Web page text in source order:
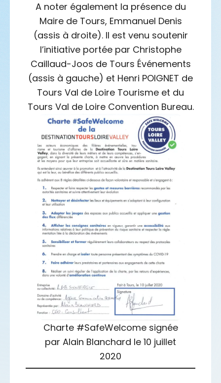
A noter également la présence du
Maire de Tours, Emmanuel Denis
(assis à droite). Il est venu soutenir
l’initiative portée par Christophe
Caillaud-Joos de Tours Événements
(assis à gauche) et Henri POIGNET de
Tours Val de Loire Tourisme et du
Tours Val de Loire Convention Bureau.
Charte #SafeWelcome signée
par Alain Blanchard le 10 juillet
2020